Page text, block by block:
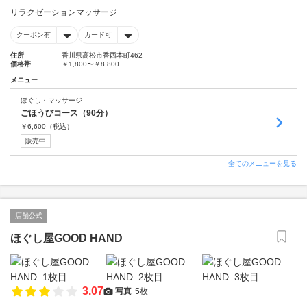
リラクゼーションマッサージ
クーポン有 カード可
住所
香川県高松市香西本町462
価格帯
￥1,800〜￥8,800
メニュー
ほぐし・マッサージ
ごほうびコース（90分）
￥6,600 （税込）
販売中
全てのメニューを見る
店舗公式
ほぐし屋GOOD HAND
3.07 写真 5枚